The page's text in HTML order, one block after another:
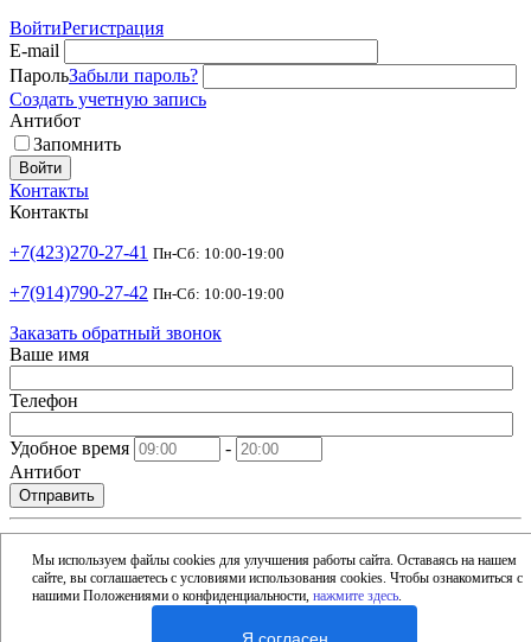
Мы используем файлы cookies для улучшения работы сайта. Оставаясь на нашем
сайте, вы соглашаетесь с условиями использования cookies. Чтобы ознакомиться с
нашими Положениями о конфиденциальности,нажмите здесь.
ВойтиРегистрация
E-mail
ПарольЗабыли пароль?
Создать учетную запись
Антибот
Запомнить
Войти
Контакты
Контакты
+7(423)270-27-41 Пн-Сб: 10:00-19:00
+7(914)790-27-42 Пн-Сб: 10:00-19:00
Заказать обратный звонок
Ваше имя
Телефон
Удобное время
-
Антибот
Отправить
Email
Адрес
Россия, Владивосток, 15-я улица, 1Б